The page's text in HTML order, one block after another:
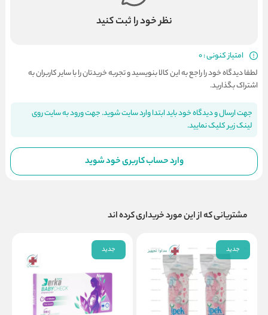
نظر خود را ثبت کنید
امتیاز کنونی : 0
لطفا دیدگاه خود را راجع به این کالا بنویسید و تجربه خریدتان را با سایر کاربران به
اشتراک بگذارید.
جهت ارسال و دیدگاه خود باید ابتدا وارد سایت شوید. جهت ورود به سایت روی
لینک زیر کلیک نمایید.
وارد حساب کاربری خود شوید
مشتریانی که از این مورد خریداری کرده اند
جدید جدید